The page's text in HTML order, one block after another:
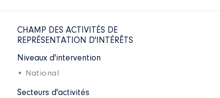
CHAMP DES ACTIVITÉS DE
REPRÉSENTATION D'INTÉRÊTS
Niveaux d'intervention
• National
Secteurs d'activités